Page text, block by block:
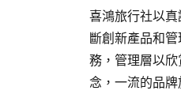
喜鴻旅行社以
斷創新產品和管
務，管理層以
念，一流的品